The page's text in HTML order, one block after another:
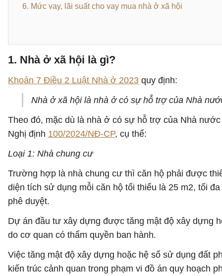
6. Mức vay, lãi suất cho vay mua nhà ở xã hội
1. Nhà ở xã hội là gì?
Khoản 7 Điều 2 Luật Nhà ở 2023 quy định:
Nhà ở xã hội là nhà ở có sự hỗ trợ của Nhà
Theo đó, mặc dù là nhà ở có sự hỗ trợ của Nhà
Nghị định 100/2024/NĐ-CP, cụ thể:
Loại 1: Nhà chung cư
Trường hợp là nhà chung cư thì căn hộ phải được
diện tích sử dụng mỗi căn hộ tối thiểu là 25 m2, tối
phê duyệt.
Dự án đầu tư xây dựng được tăng mật độ xây dựng
do cơ quan có thẩm quyền ban hành.
Việc tăng mật độ xây dựng hoặc hệ số sử dụng đất
kiến trúc cảnh quan trong phạm vi đồ án quy hoạch